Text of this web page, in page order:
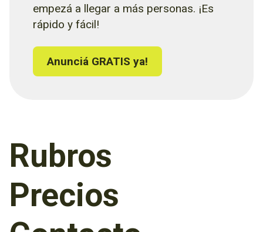
empezá a llegar a más personas. ¡Es
rápido y fácil!
Anunciá GRATIS ya!
Rubros
Precios